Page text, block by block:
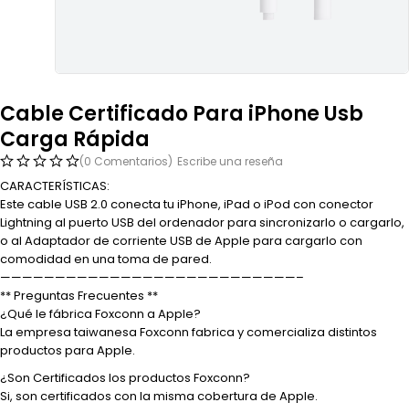
Cable Certificado Para iPhone Usb
Carga Rápida
(0 Comentarios) Escribe una reseña
CARACTERÍSTICAS:
Este cable USB 2.0 conecta tu iPhone, iPad o iPod con conector
Lightning al puerto USB del ordenador para sincronizarlo o cargarlo,
o al Adaptador de corriente USB de Apple para cargarlo con
comodidad en una toma de pared.
———————————————————————————–
** Preguntas Frecuentes **
¿Qué le fábrica Foxconn a Apple?
La empresa taiwanesa Foxconn fabrica y comercializa distintos
productos para Apple.
¿Son Certificados los productos Foxconn?
Si, son certificados con la misma cobertura de Apple.